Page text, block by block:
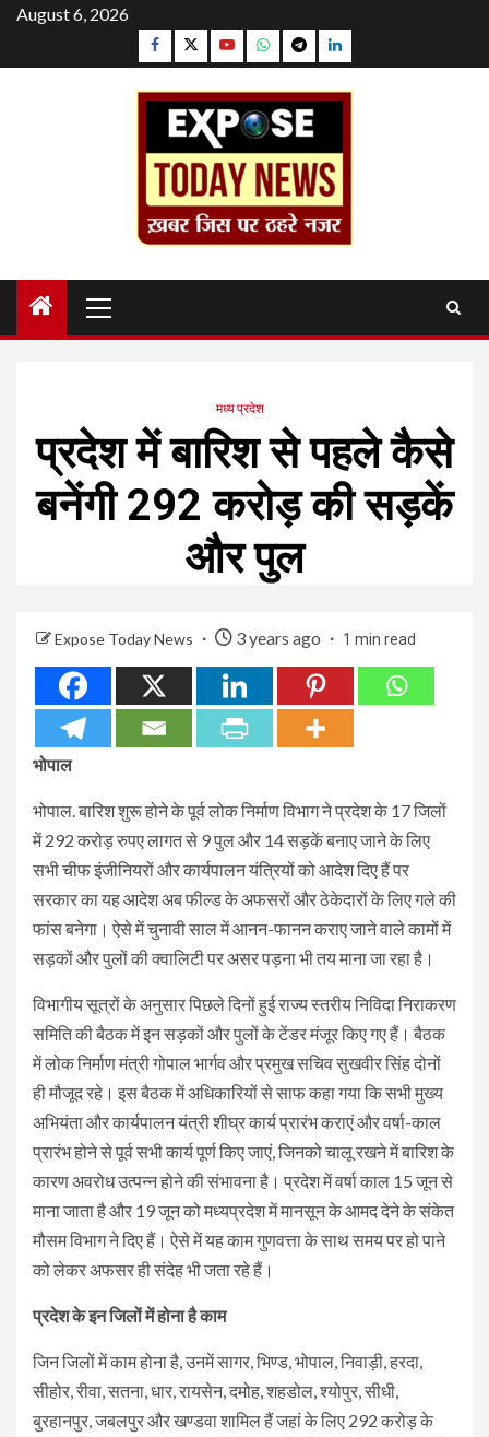
Skip
content
August 6, 2026
Facebook
TwitterYouTubeWhatsapp
TelegramLinkedin
Menu
मध्य प्रदेश
प्रदेश में बारिश से पहले कैसे
बनेंगी 292 करोड़ की सड़कें
और पुल
Expose Today News 3 years ago 1 min read
भोपाल
भोपाल. बारिश शुरू होने के पूर्व लोक निर्माण विभाग ने प्रदेश के 17 जिलों
में 292 करोड़ रुपए लागत से 9 पुल और 14 सड़कें बनाए जाने के लिए
सभी चीफ इंजीनियरों और कार्यपालन यंत्रियों को आदेश दिए हैं पर
सरकार का यह आदेश अब फील्ड के अफसरों और ठेकेदारों के लिए गले की
फांस बनेगा। ऐसे में चुनावी साल में आनन-फानन कराए जाने वाले कामों में
सड़कों और पुलों की क्वालिटी पर असर पड़ना भी तय माना जा रहा है।
विभागीय सूत्रों के अनुसार पिछले दिनों हुई राज्य स्तरीय निविदा निराकरण
समिति की बैठक में इन सड़कों और पुलों के टेंडर मंजूर किए गए हैं। बैठक
में लोक निर्माण मंत्री गोपाल भार्गव और प्रमुख सचिव सुखवीर सिंह दोनों
ही मौजूद रहे। इस बैठक में अधिकारियों से साफ कहा गया कि सभी मुख्य
अभियंता और कार्यपालन यंत्री शीघ्र कार्य प्रारंभ कराएं और वर्षा-काल
प्रारंभ होने से पूर्व सभी कार्य पूर्ण किए जाएं, जिनको चालू रखने में बारिश के
कारण अवरोध उत्पन्न होने की संभावना है। प्रदेश में वर्षा काल 15 जून से
माना जाता है और 19 जून को मध्यप्रदेश में मानसून के आमद देने के संकेत
मौसम विभाग ने दिए हैं। ऐसे में यह काम गुणवत्ता के साथ समय पर हो पाने
को लेकर अफसर ही संदेह भी जता रहे हैं।
प्रदेश के इन जिलों में होना है काम
जिन जिलों में काम होना है, उनमें सागर, भिण्ड, भोपाल, निवाड़ी, हरदा,
सीहोर, रीवा, सतना, धार, रायसेन, दमोह, शहडोल, श्योपुर, सीधी,
बुरहानपुर, जबलपुर और खण्डवा शामिल हैं जहां के लिए 292 करोड़ के